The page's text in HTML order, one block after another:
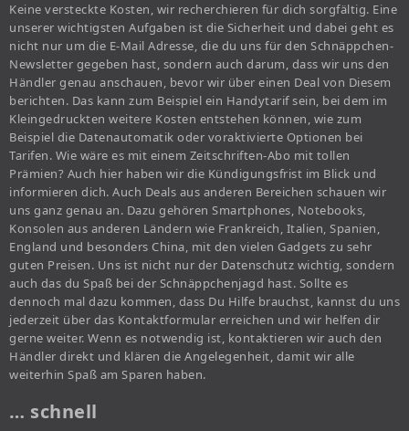
Keine versteckte Kosten, wir recherchieren für dich sorgfältig. Eine
unserer wichtigsten Aufgaben ist die Sicherheit und dabei geht es
nicht nur um die E-Mail Adresse, die du uns für den Schnäppchen-
Newsletter gegeben hast, sondern auch darum, dass wir uns den
Händler genau anschauen, bevor wir über einen Deal von Diesem
berichten. Das kann zum Beispiel ein Handytarif sein, bei dem im
Kleingedruckten weitere Kosten entstehen können, wie zum
Beispiel die Datenautomatik oder voraktivierte Optionen bei
Tarifen. Wie wäre es mit einem Zeitschriften-Abo mit tollen
Prämien? Auch hier haben wir die Kündigungsfrist im Blick und
informieren dich. Auch Deals aus anderen Bereichen schauen wir
uns ganz genau an. Dazu gehören Smartphones, Notebooks,
Konsolen aus anderen Ländern wie Frankreich, Italien, Spanien,
England und besonders China, mit den vielen Gadgets zu sehr
guten Preisen. Uns ist nicht nur der Datenschutz wichtig, sondern
auch das du Spaß bei der Schnäppchenjagd hast. Sollte es
dennoch mal dazu kommen, dass Du Hilfe brauchst, kannst du uns
jederzeit über das Kontaktformular erreichen und wir helfen dir
gerne weiter. Wenn es notwendig ist, kontaktieren wir auch den
Händler direkt und klären die Angelegenheit, damit wir alle
weiterhin Spaß am Sparen haben.
… schnell